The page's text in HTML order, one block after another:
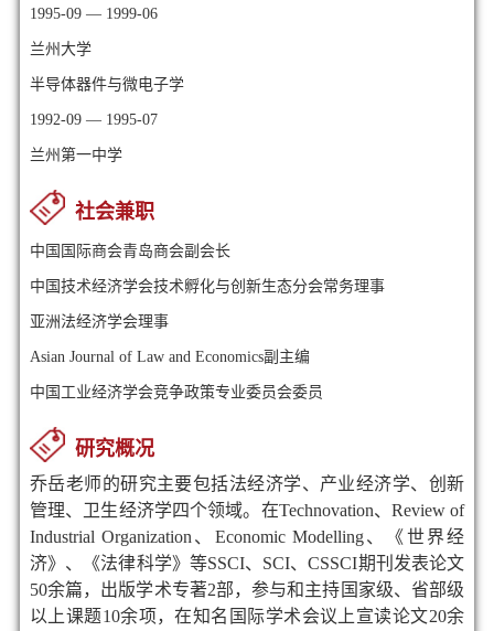
1995-09 — 1999-06
兰州大学
半导体器件与微电子学
1992-09 — 1995-07
兰州第一中学
社会兼职
中国国际商会青岛商会副会长
中国技术经济学会技术孵化与创新生态分会常务理事
亚洲法经济学会理事
Asian Journal of Law and Economics副主编
中国工业经济学会竞争政策专业委员会委员
研究概况
乔岳老师的研究主要包括法经济学、产业经济学、创新
管理、卫生经济学四个领域。 在Technovation、Review of
Industrial Organization 、 Economic Modelling、《世界经
济》、《法律科学》等SSCI、 SCI、CSSCI期刊发表论文
50余篇，出版学术专著2部，参与和主持国家级、省部级
以上课题10余项，在知名国际学术会议上宣读论文20余